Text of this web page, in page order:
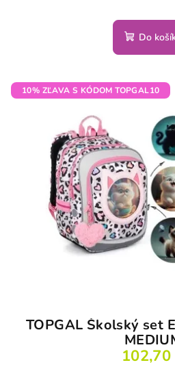
Do
10% ZĽAVA S KÓDOM TOPGAL10
TOPGAL Školský set